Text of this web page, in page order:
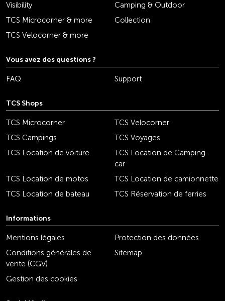
Visibility
Camping & Outdoor
TCS Microcorner & more
Collection
TCS Velocorner & more
Vous avez des questions ?
FAQ Support
TCS Shops
TCS Microcorner
TCS Velocorner
TCS Campings
TCS Voyages
TCS Location de voiture
TCS Location de Camping-
car
TCS Location de motos
TCS Location de camionnette
TCS Location de bateau
TCS Réservation de ferries
Informations
Mentions légales
Protection des données
Conditions générales de
vente (CGV)
Sitemap
Gestion des cookies